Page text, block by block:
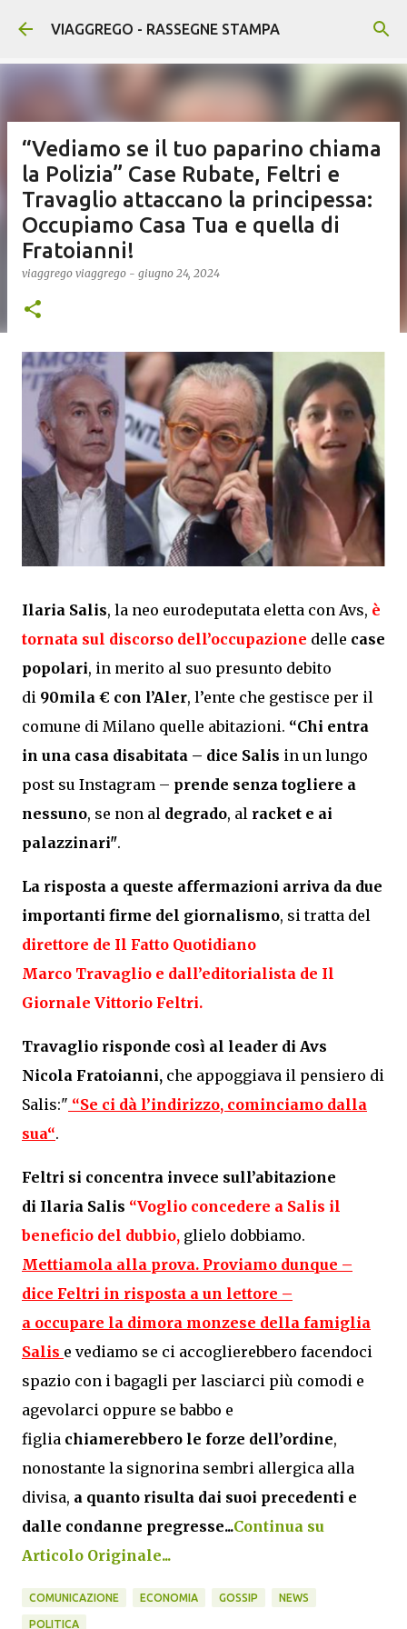
Passa ai contenuti principali
VIAGGREGO - RASSEGNE STAMPA
“Vediamo se il tuo paparino chiama
la Polizia” Case Rubate, Feltri e
Travaglio attaccano la principessa:
Occupiamo Casa Tua e quella di
Fratoianni!
viaggrego viaggrego - giugno 24, 2024
Ilaria Salis, la neo eurodeputata eletta con Avs, è
tornata sul discorso dell’occupazione delle case
popolari, in merito al suo presunto debito
di 90mila € con l’Aler, l’ente che gestisce per il
comune di Milano quelle abitazioni. “Chi entra
in una casa disabitata – dice Salis in un lungo
post su Instagram – prende senza togliere a
nessuno, se non al degrado, al racket e ai
palazzinari".
La risposta a queste affermazioni arriva da due
importanti firme del giornalismo, si tratta del
direttore de Il Fatto Quotidiano
Marco Travaglio e dall’editorialista de Il
Giornale Vittorio Feltri.
Travaglio risponde così al leader di Avs
Nicola Fratoianni, che appoggiava il pensiero di
Salis:" “Se ci dà l’indirizzo, cominciamo dalla
sua“.
Feltri si concentra invece sull’abitazione
di Ilaria Salis “Voglio concedere a Salis il
beneficio del dubbio, glielo dobbiamo.
Mettiamola alla prova. Proviamo dunque –
dice Feltri in risposta a un lettore –
a occupare la dimora monzese della famiglia
Salis e vediamo se ci accoglierebbero facendoci
spazio con i bagagli per lasciarci più comodi e
agevolarci oppure se babbo e
figlia chiamerebbero le forze dell’ordine,
nonostante la signorina sembri allergica alla
divisa, a quanto risulta dai suoi precedenti e
dalle condanne pregresse...Continua su
Articolo Originale...
COMUNICAZIONE ECONOMIA GOSSIP NEWS
POLITICA